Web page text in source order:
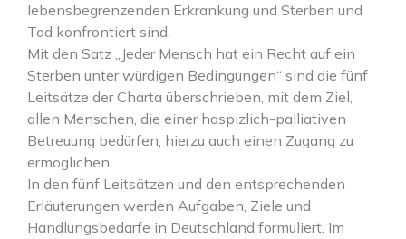
lebensbegrenzenden Erkrankung und Sterben und
Tod konfrontiert sind.
Mit den Satz „Jeder Mensch hat ein Recht auf ein
Sterben unter würdigen Bedingungen“ sind die fünf
Leitsätze der Charta überschrieben, mit dem Ziel,
allen Menschen, die einer hospizlich-palliativen
Betreuung bedürfen, hierzu auch einen Zugang zu
ermöglichen.
In den fünf Leitsätzen und den entsprechenden
Erläuterungen werden Aufgaben, Ziele und
Handlungsbedarfe in Deutschland formuliert. Im